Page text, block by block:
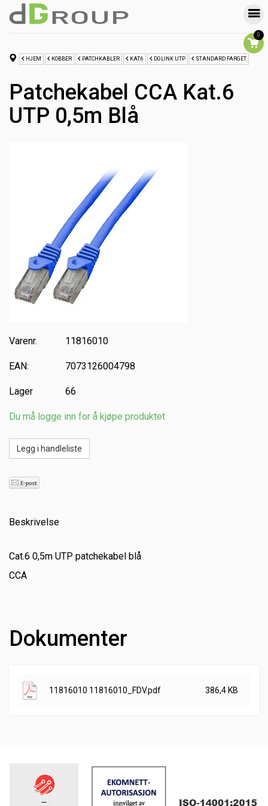
0
HJEM KOBBER PATCHKABLER KAT.6 DGLINK UTP STANDARD FARGET
Patchekabel CCA Kat.6
UTP 0,5m Blå
Varenr. 11816010
EAN: 7073126004798
Lager 66
Du må logge inn for å kjøpe produktet
Beskrivelse
Cat.6 0,5m UTP patchekabel blå
CCA
Dokumenter
11816010 11816010_FDV.pdf 386,4 KB